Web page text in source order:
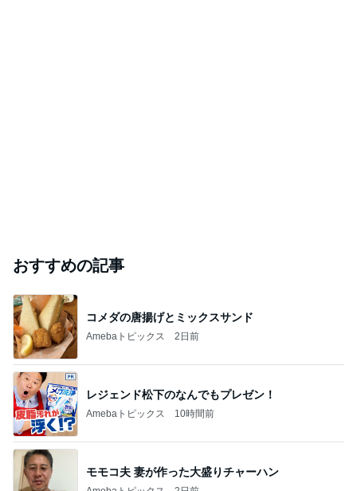
おすすめの記事
コメダの唐揚げとミックスサンド
Amebaトピックス 2日前
レジェンド松下のなんでもプレゼン！
Amebaトピックス 10時間前
モモコ夫 妻が作った大盛りチャーハン